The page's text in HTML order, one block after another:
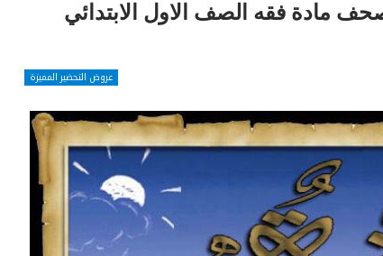
مادة فقه الصف الاول الابتدائي
عروض التحضير المميزة